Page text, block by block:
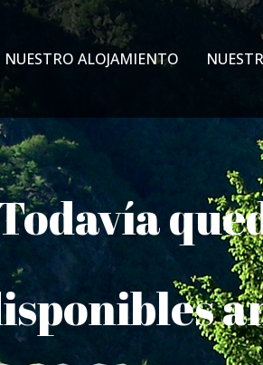
NUESTRO ALOJAMIENTO